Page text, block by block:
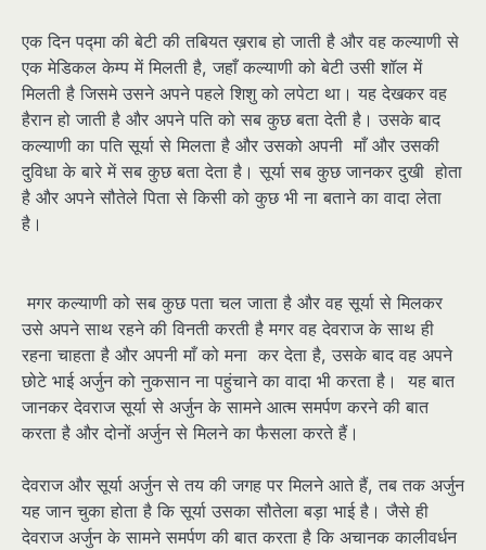
एक दिन पद्मा की बेटी की तबियत ख़राब हो जाती है और वह कल्याणी से
एक मेडिकल केम्प में मिलती है, जहाँ कल्याणी को बेटी उसी शॉल में
मिलती है जिसमे उसने अपने पहले शिशु को लपेटा था। यह देखकर वह
हैरान हो जाती है और अपने पति को सब कुछ बता देती है। उसके बाद
कल्याणी का पति सूर्या से मिलता है और उसको अपनी माँ और उसकी
दुविधा के बारे में सब कुछ बता देता है। सूर्या सब कुछ जानकर दुखी होता
है और अपने सौतेले पिता से किसी को कुछ भी ना बताने का वादा लेता
है।
मगर कल्याणी को सब कुछ पता चल जाता है और वह सूर्या से मिलकर
उसे अपने साथ रहने की विनती करती है मगर वह देवराज के साथ ही
रहना चाहता है और अपनी माँ को मना कर देता है, उसके बाद वह अपने
छोटे भाई अर्जुन को नुकसान ना पहुंचाने का वादा भी करता है। यह बात
जानकर देवराज सूर्या से अर्जुन के सामने आत्म समर्पण करने की बात
करता है और दोनों अर्जुन से मिलने का फैसला करते हैं।
देवराज और सूर्या अर्जुन से तय की जगह पर मिलने आते हैं, तब तक अर्जुन
यह जान चुका होता है कि सूर्या उसका सौतेला बड़ा भाई है। जैसे ही
देवराज अर्जुन के सामने समर्पण की बात करता है कि अचानक कालीवर्धन